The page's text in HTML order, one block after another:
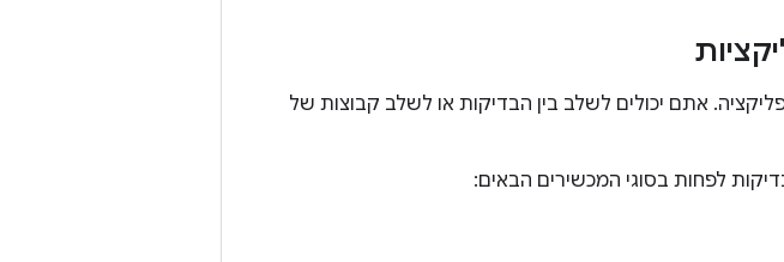
אתם יכולים לשלב בין הבדיקות או לשלב קבוצות של
לפחות בסוגי המכשירים הבאים: